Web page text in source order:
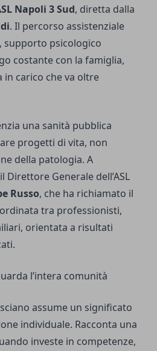
Napoli 3 Sud, diretta dalla
. Il percorso assistenziale
supporto psicologico
costante con la famiglia,
carico che va oltre
una sanità pubblica
progetti di vita, non
della patologia. A
Generale dell’ASL
Russo, che ha richiamato il
tra professionisti,
orientata a risultati
l’intera comunità
assume un significato
individuale. Racconta una
investe in competenze,